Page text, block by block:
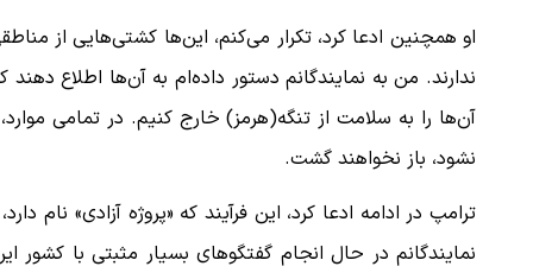
او همچنین ادعا کرد، تکرار می‌کنم، این‌ها کشتی‌هایی از
ندارند. من به نمایندگانم دستور داده‌ام به آن‌ها اطلاع
آن‌ها را به سلامت از تنگه(هرمز) خارج کنیم. در تمامی
نشود، باز نخواهند گشت.
ترامپ در ادامه ادعا کرد، این فرآیند که «پروژه آزادی»
نمایندگانم در حال انجام گفتگوهای بسیار مثبتی با کشور